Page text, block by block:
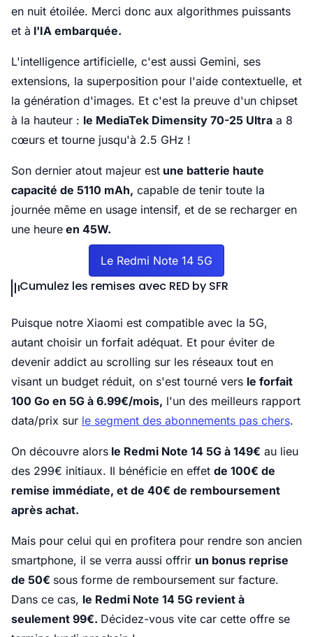
en nuit étoilée. Merci donc aux algorithmes puissants
et à l'IA embarquée.
L'intelligence artificielle, c'est aussi Gemini, ses
extensions, la superposition pour l'aide contextuelle, et
la génération d'images. Et c'est la preuve d'un chipset
à la hauteur : le MediaTek Dimensity 70-25 Ultra a 8
cœurs et tourne jusqu'à 2.5 GHz !
Son dernier atout majeur est une batterie haute
capacité de 5110 mAh, capable de tenir toute la
journée même en usage intensif, et de se recharger en
une heure en 45W.
Le Redmi Note 14 5G
Cumulez les remises avec RED by SFR
Puisque notre Xiaomi est compatible avec la 5G,
autant choisir un forfait adéquat. Et pour éviter de
devenir addict au scrolling sur les réseaux tout en
visant un budget réduit, on s'est tourné vers le forfait
100 Go en 5G à 6.99€/mois, l'un des meilleurs rapport
data/prix sur le segment des abonnements pas chers.
On découvre alors le Redmi Note 14 5G à 149€ au lieu
des 299€ initiaux. Il bénéficie en effet de 100€ de
remise immédiate, et de 40€ de remboursement
après achat.
Mais pour celui qui en profitera pour rendre son ancien
smartphone, il se verra aussi offrir un bonus reprise
de 50€ sous forme de remboursement sur facture.
Dans ce cas, le Redmi Note 14 5G revient à
seulement 99€. Décidez-vous vite car cette offre se